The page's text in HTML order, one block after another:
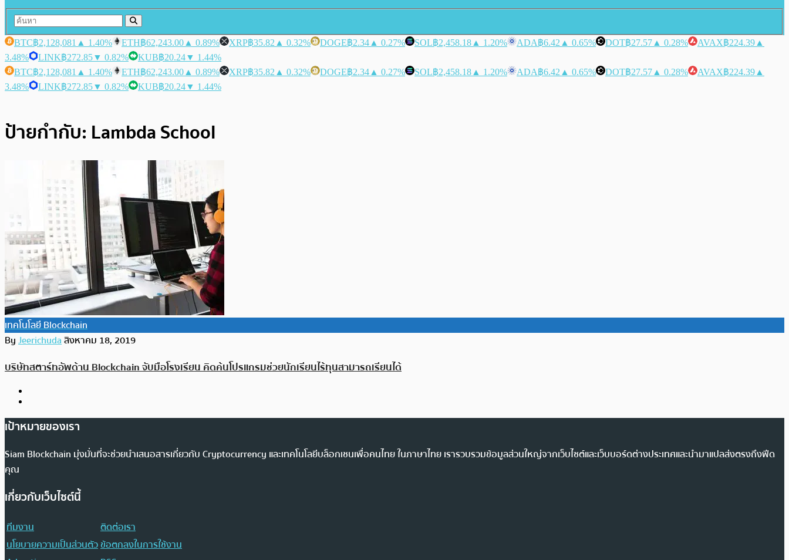
BTC฿2,128,081 ▲ 1.40% ETH฿62,243.00 ▲ 0.89% XRP฿35.82 ▲ 0.32% DOGE฿2.34 ▲ 0.27% SOL฿2,458.18 ▲ 1.20% ADA฿6.42 ▲ 0.65% DOT฿27.57 ▲ 0.28% AVAX฿224.39 ▲
3.48%
LINK฿272.85▼ 0.82% KUB฿20.24▼ 1.44%
BTC฿2,128,081 ▲ 1.40% ETH฿62,243.00 ▲ 0.89% XRP฿35.82 ▲ 0.32% DOGE฿2.34 ▲ 0.27% SOL฿2,458.18 ▲ 1.20% ADA฿6.42 ▲ 0.65% DOT฿27.57 ▲ 0.28% AVAX฿224.39 ▲
3.48%
LINK฿272.85▼ 0.82% KUB฿20.24▼ 1.44%
ป้ายกำกับ: Lambda School
เทคโนโลยี Blockchain
ByJeerichudaสิงหาคม 18, 2019
บริษัทสตาร์ทอัพด้าน Blockchain จับมือโรงเรียน คิดค้นโปรแกรมช่วยนักเรียนไร้ทุนสามารถเรียนได้
เป้าหมายของเรา
Siam Blockchain มุ่งมั่นที่จะช่วยนำเสนอสารเกี่ยวกับ Cryptocurrency และเทคโนโลยีบล็อกเชนเพื่อคนไทย ในภาษาไทย เรารวบรวมข้อมูลส่วนใหญ่จากเว็บไซต์และเว็บบอร์ดต่างประเทศและนำมาแปลส่งตรงถึงฟีด
คุณ
เกี่ยวกับเว็บไซต์นี้
ทีมงาน
ติดต่อเรา
นโยบายความเป็นส่วนตัวข้อตกลงในการใช้งาน